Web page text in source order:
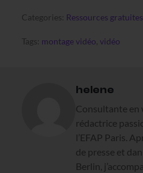
Categories: Ressources gratuites
Tags: montage vidéo vidéo
helene
Consultante en
rédactrice
l’EFAP Paris.
de presse et
Berlin,